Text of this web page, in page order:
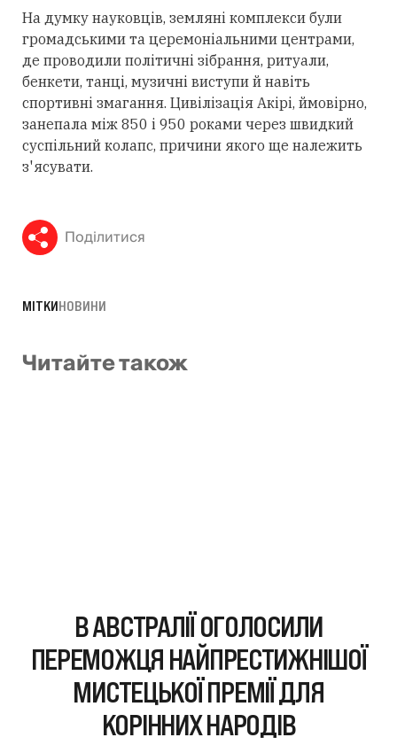
На думку науковців, земляні комплекси були
громадськими та церемоніальними центрами,
де проводили політичні зібрання, ритуали,
бенкети, танці, музичні виступи й навіть
спортивні змагання. Цивілізація Акірі, ймовірно,
занепала між 850 і 950 роками через швидкий
суспільний колапс, причини якого ще належить
з'ясувати.
Поділитися
МІТКИНОВИНИ
Читайте також
В АВСТРАЛІЇ ОГОЛОСИЛИ
ПЕРЕМОЖЦЯ НАЙПРЕСТИЖНІШОЇ
МИСТЕЦЬКОЇ ПРЕМІЇ ДЛЯ
КОРІННИХ НАРОДІВ